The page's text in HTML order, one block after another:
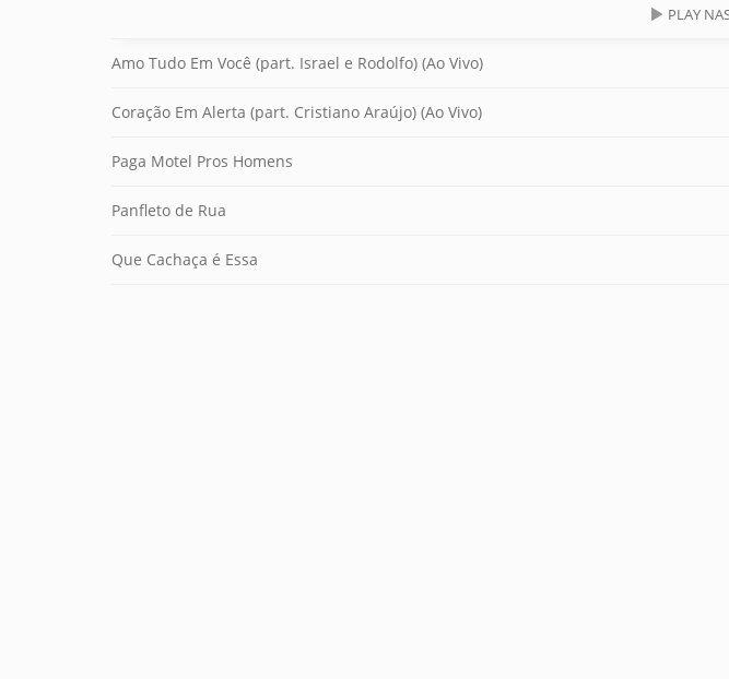
PLAY
Amo Tudo Em Você (part. Israel e Rodolfo) (Ao Vivo)
Coração Em Alerta (part. Cristiano Araújo) (Ao Vivo)
Paga Motel Pros Homens
Panfleto de Rua
Que Cachaça é Essa